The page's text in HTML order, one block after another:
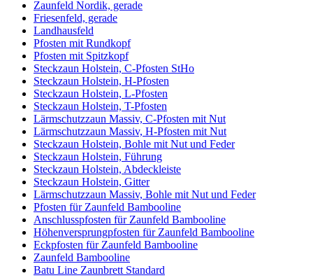
Zaunfeld Nordik, gerade
Friesenfeld, gerade
Landhausfeld
Pfosten mit Rundkopf
Pfosten mit Spitzkopf
Steckzaun Holstein, C-Pfosten StHo
Steckzaun Holstein, H-Pfosten
Steckzaun Holstein, L-Pfosten
Steckzaun Holstein, T-Pfosten
Lärmschutzzaun Massiv, C-Pfosten mit Nut
Lärmschutzzaun Massiv, H-Pfosten mit Nut
Steckzaun Holstein, Bohle mit Nut und Feder
Steckzaun Holstein, Führung
Steckzaun Holstein, Abdeckleiste
Steckzaun Holstein, Gitter
Lärmschutzzaun Massiv, Bohle mit Nut und Feder
Pfosten für Zaunfeld Bambooline
Anschlusspfosten für Zaunfeld Bambooline
Höhenversprungpfosten für Zaunfeld Bambooline
Eckpfosten für Zaunfeld Bambooline
Zaunfeld Bambooline
Batu Line Zaunbrett Standard